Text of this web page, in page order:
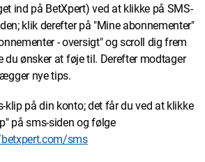
ind på BetXpert) ved at klikke på SMS-
klik derefter på "Mine abonnementer"
- oversigt" og scroll dig frem
du ønsker at føje til. Derefter modtager
nye tips.
klip på din konto; det får du ved at klikke
på sms-siden og følge
sms